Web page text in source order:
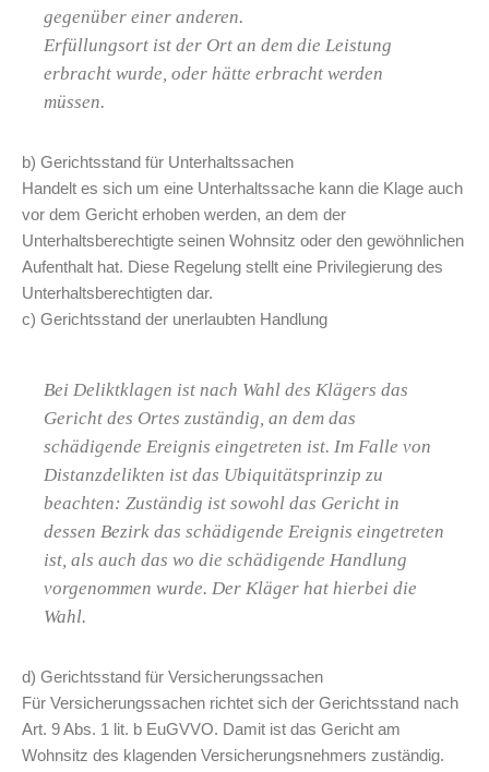
gegenüber einer anderen.
Erfüllungsort ist der Ort an dem die Leistung
erbracht wurde, oder hätte erbracht werden
müssen.
b) Gerichtsstand für Unterhaltssachen
Handelt es sich um eine Unterhaltssache kann die Klage auch
vor dem Gericht erhoben werden, an dem der
Unterhaltsberechtigte seinen Wohnsitz oder den gewöhnlichen
Aufenthalt hat. Diese Regelung stellt eine Privilegierung des
Unterhaltsberechtigten dar.
c) Gerichtsstand der unerlaubten Handlung
Bei Deliktklagen ist nach Wahl des Klägers das
Gericht des Ortes zuständig, an dem das
schädigende Ereignis eingetreten ist. Im Falle von
Distanzdelikten ist das Ubiquitätsprinzip zu
beachten: Zuständig ist sowohl das Gericht in
dessen Bezirk das schädigende Ereignis eingetreten
ist, als auch das wo die schädigende Handlung
vorgenommen wurde. Der Kläger hat hierbei die
Wahl.
d) Gerichtsstand für Versicherungssachen
Für Versicherungssachen richtet sich der Gerichtsstand nach
Art. 9 Abs. 1 lit. b EuGVVO. Damit ist das Gericht am
Wohnsitz des klagenden Versicherungsnehmers zuständig.